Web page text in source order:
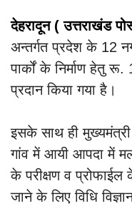
देहरादून ( उत्तराखंड
अन्तर्गत प्रदेश के 12
पार्कों के निर्माण हेतु
प्रदान किया गया है।
इसके साथ ही मुख्यमंत्री
गांव में आयी आपदा में
के परीक्षण व
जाने के लिए विधि